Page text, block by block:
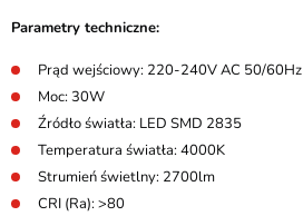
Parametry techniczne:
Prąd wejściowy: 220-240V AC 50/60Hz
Moc: 30W
Źródło światła: LED SMD 2835
Temperatura światła: 4000K
Strumień świetlny: 2700lm
CRI (Ra): >80